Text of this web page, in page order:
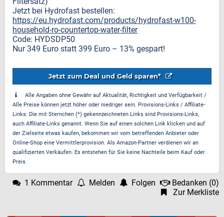
Jetzt bei Hydrofast bestellen:
https://eu.hydrofast.com/products/hydrofast-w100-
household-ro-countertop-water-filter
Code: HYDSDP50
Nur 349 Euro statt 399 Euro – 13% gespart!
Jetzt zum Deal und Geld sparen*
Alle Angaben ohne Gewähr auf Aktualität, Richtigkeit und Verfügbarkeit /
Alle Preise können jetzt höher oder niedriger sein. Provisions-Links / Affiliate-
Links: Die mit Sternchen (*) gekennzeichneten Links sind Provisions-Links,
auch Affiliate-Links genannt. Wenn Sie auf einen solchen Link klicken und auf
der Zielseite etwas kaufen, bekommen wir vom betreffenden Anbieter oder
Online-Shop eine Vermittlerprovision. Als Amazon-Partner verdienen wir an
qualifizierten Verkäufen. Es entstehen für Sie keine Nachteile beim Kauf oder
Preis.
1 Kommentar Melden Folgen Bedanken (0)
Zur Merkliste